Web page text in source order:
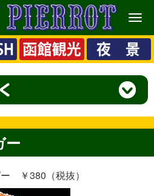
メ
ニ
ュ
ー
ー
￥380（税抜）